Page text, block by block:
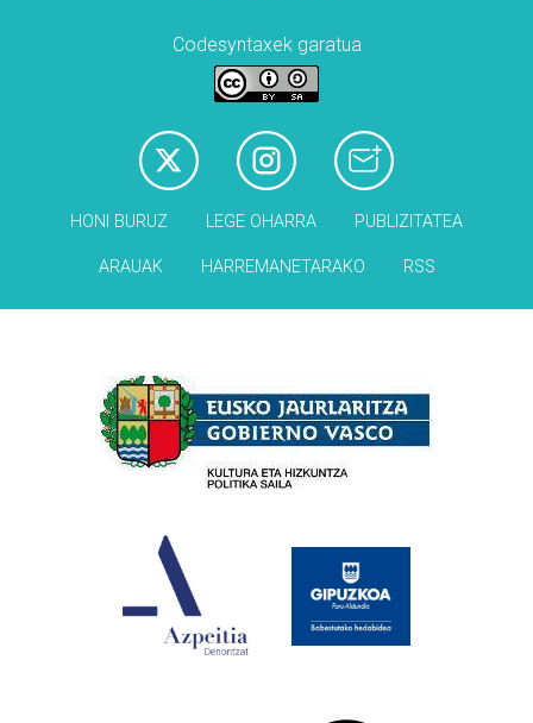
Codesyntaxek garatua
HONI BURUZ LEGE OHARRA PUBLIZITATEA
ARAUAK HARREMANETARAKO RSS